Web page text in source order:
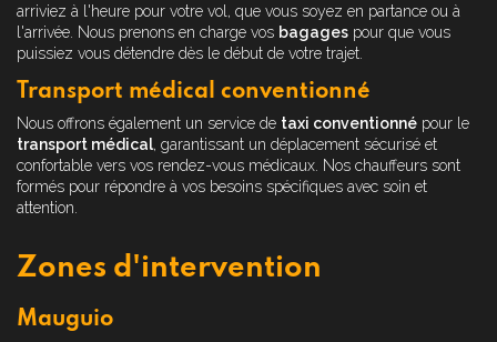
arriviez à l'heure pour votre vol, que vous soyez en partance ou à
l'arrivée. Nous prenons en charge vos bagages pour que vous
puissiez vous détendre dès le début de votre trajet.
Transport médical conventionné
Nous offrons également un service de taxi conventionné pour le
transport médical, garantissant un déplacement sécurisé et
confortable vers vos rendez-vous médicaux. Nos chauffeurs sont
formés pour répondre à vos besoins spécifiques avec soin et
attention.
Zones d'intervention
Mauguio